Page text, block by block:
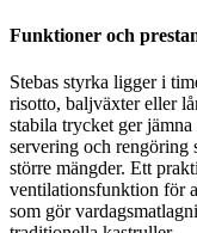
Funktioner och
Stebas styrka ligger i
risotto, baljväxter eller
stabila trycket ger
servering och rengöring
större mängder. Ett
ventilationsfunktion för
som gör